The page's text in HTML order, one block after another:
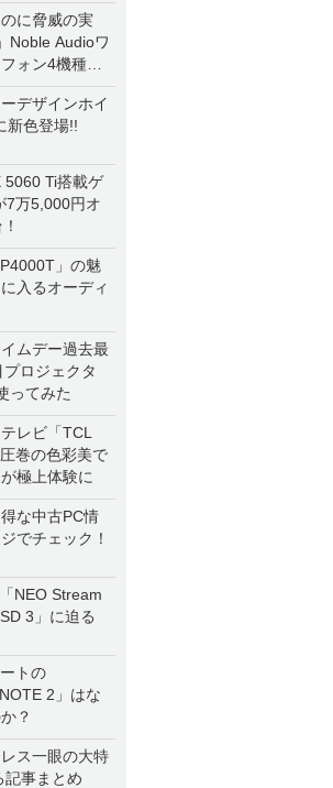
に脅威の実
Noble Audioワ
ォン4機種を
デザインホイ
新色登場!!
5060 Ti搭載ゲ
7万5,000円オ
」の魅
入るオーディ
ムデー過去最
ロジェクタ
ってみた
レビ「TCL
巻の色彩美で
極上体験に
な中古PC情
でチェック！
NEO Stream
3」に迫る
トの
2」はな
？
ス一眼の大特
記事まとめ